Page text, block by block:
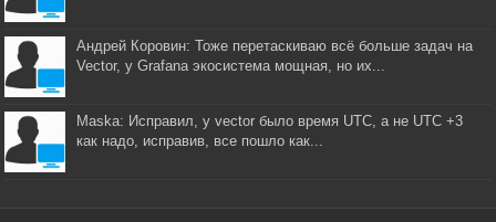
Андрей Коровин: Тоже перетаскиваю всё больше задач на
Vector, у Grafana экосистема мощная, но их...
Maska: Исправил, у vector было время UTC, а не UTC +3
как надо, исправив, все пошло как...